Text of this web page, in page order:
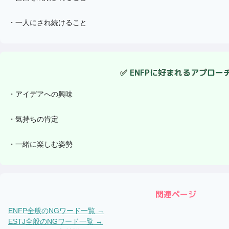
・ 一人にされ続けること
✅ ENFPに好まれるアプロー
・ アイデアへの興味
・ 気持ちの肯定
・ 一緒に楽しむ姿勢
関連ページ
ENFP全般のNGワード一覧 →
ESTJ全般のNGワード一覧 →